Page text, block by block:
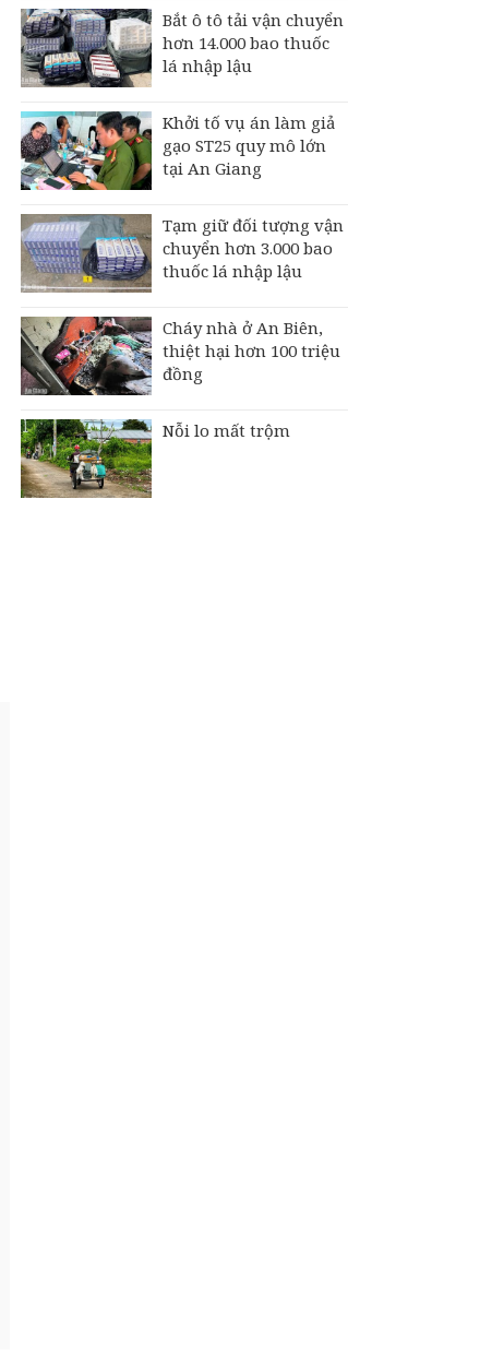
Bắt ô tô tải vận chuyển
hơn 14.000 bao thuốc
lá nhập lậu
Khởi tố vụ án làm giả
gạo ST25 quy mô lớn
tại An Giang
Tạm giữ đối tượng vận
chuyển hơn 3.000 bao
thuốc lá nhập lậu
Cháy nhà ở An Biên,
thiệt hại hơn 100 triệu
đồng
Nỗi lo mất trộm